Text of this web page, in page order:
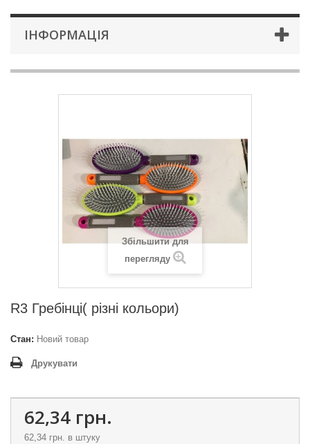
ІНФОРМАЦІЯ
Збільшити для
перегляду
R3 Гребінці( різні кольори)
Стан: Новий товар
Друкувати
62,34 грн.
62,34 грн. в штуку